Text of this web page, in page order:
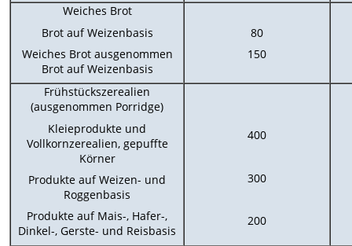
Weiches Brot
Brot auf Weizenbasis
Weiches Brot ausgenommen
Brot auf Weizenbasis
80
150
Frühstückszerealien
(ausgenommen Porridge)
Kleieprodukte und
Vollkornzerealien, gepuffte
Körner
Produkte auf Weizen- und
Roggenbasis
Produkte auf Mais-, Hafer-,
Dinkel-, Gerste- und Reisbasis
400
300
200